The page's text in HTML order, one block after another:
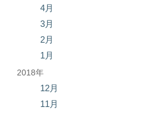
4月
3月
2月
1月
2018年
12月
11月